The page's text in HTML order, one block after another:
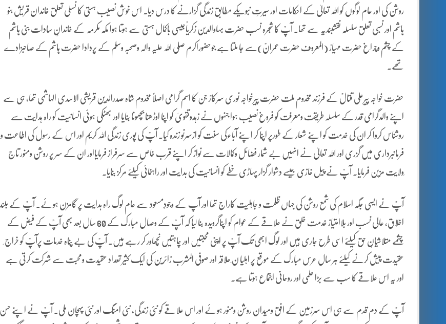
روشن کی اور عام لوگوں کو اللہ تعالیٰ کے احکامات اور سیرتِ نبویکے مطابق زندگی گزارنے کا درس دیا۔ اس خوش نصیب ہستی کا نسلی تعلق خاندان قریش بنو
ہاشم اور نسبی تعلق سلسلہ نقشبندیہ سے تھا۔ آپؒ کا شجرہ نسب حضرت بہاوالدین زکریاؒجیسی باکمال ہستی سے ہوتا ہوا مکہ مکرمہ کے خاندانِ سادات بنی ہاشم
کے چشم وچراغ حضرت مہیارؒ (المعروف حضرت عمرانؒ)سے جا ملتا ہے جوحضوراکرم صلی اللہ علیہ والہ وصحبہ وسلم کے پردادا حضرت ہاشم کے صاحبزادے
تھے۔
حضرت خواجہ پیرعلی قتالؒ کے فرزند مخدوم ملت حضرت پیرخواجہ نوری سرکارؒ جن کا اسم گرامی اصلاً مخدوم شاہ صدرالدین قریشی الاسدی الہاشمی تھا، ہی سے
اپنے والدگرامی قدر کے سلسلہ طریقت ومعرفت کو فروغ نصیب ہوا جنہوں نے زہدوتقویٰ کو اپنا اوڑھنا بچھونا بنایا اور بھٹکی ہوئی انسانیت کو راہ ہدایت سے
روشناس کروا کر ان کی خدمت کو اپنے شعار کے طورپر اپنا کر اپنے آباءکی سنت کو ازسرنو زندہ کیا۔ آپؒ کی پوری زندگی اللہ کریم اور اس کے رسول کی اطاعت و
فرمانبرداری میں گزری اور اللہ تعالیٰ نے انہیں بے شمار فضائل وکمالات سے نواز کر اپنے قرب خاص سے سرفراز فرمایااور ان کے سر پر روشن ومنور تاج
ِولایت مزین فرمایا۔ آپؒ نے پیل غازی جیسے دشوار گزار پہاڑی خطے کو انسانیت کی ہدایت اور راہنمائی کیلئے مرکز بنایا۔
آپؒ نے ایسی جگہ اسلام کی شمع روشن کی جہاں ظلمت و جاہلیت کاراج تھا اور آپ کے وجودِمسعود سے عام لوگ راہ ہدایت پر گامزن ہوئے۔ آپؒ کے بلند
اخلاق، عالی نسب اور بلاامتیاز خدمت خلق نے علاقے کے عوام کو اپناگرویدہ بنا لیا کہ آپؒ کے وصال مبارک کے 60 سال بعد بھی آپؒ کے فیض کے
چشمے متلاشیانِ حق کیلئے اسی طرح جاری ہیں اور لوگ ابھی تک آپؒ پر اپنی محبتیں اور چاہتیں نچھاور کر رہے ہیں۔ آپؒ کی بے پناہ خدمات پرآپؒ کو خراج ِ
عقیدت پیش کرنے کیلئے ہر سال عرس مبارک کے موقع پر اہلیا ن ِعلاقہ اور صوفی المشرب زائرین کی ایک کثیر تعداد عقیدت ومحبت سے شرکت کرتی ہے
اور یہ اس علاقے کا سب سے بڑا علمی اور روحانی اجتماع ہوتا ہے۔
آپؒ کے دم قدم سے ہی اس سرزمین کے افق ومیدان روشن ومنور ہوئے اور اس علاقے کو نئی زندگی، نئی امنگ اور نئی پہچان ملی۔ آپؒ نے اپنے حسن